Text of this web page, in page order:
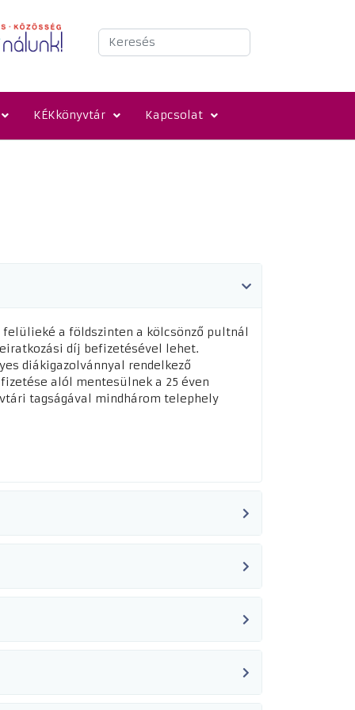
Keresés
KÉKkönyvtár Kapcsolat
felülieké a földszinten a kölcsönző pultnál
díj befizetésével lehet.
diákigazolvánnyal rendelkező
alól mentesülnek a 25 éven
tagságával mindhárom telephely